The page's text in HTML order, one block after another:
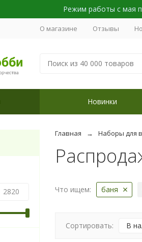
Режим работы с мая
О магазине Отзывы
Новинки
Главная Наборы для
Что ищем: баня
Сортировать: В